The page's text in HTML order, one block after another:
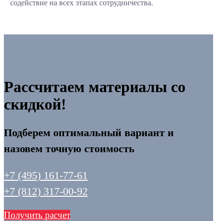
содействие на всех этапах сотрудничества.
Рассчитаем материалы со
скидкой!
Подберем оптимальный вариант и
назовем точную стоимость
+7 (495) 161-77-61
+7 (812) 317-00-92
Получить расчет